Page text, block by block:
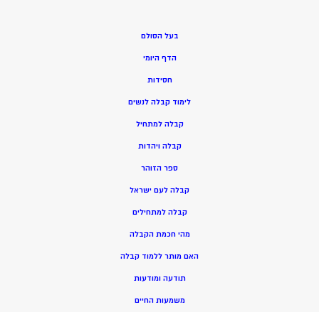
בעל הסולם
הדף היומי
חסידות
לימוד קבלה לנשים
קבלה למתחיל
קבלה ויהדות
ספר הזוהר
קבלה לעם ישראל
קבלה למתחילים
מהי חכמת הקבלה
האם מותר ללמוד קבלה
תודעה ומודעות
משמעות החיים